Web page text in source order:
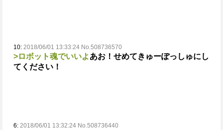
10: 2018/06/01 13:33:24 No.508736570
>ロボット魂でいいよ あお！せめてきゅーぽっしゅにし
てください！
6: 2018/06/01 13:32:24 No.508736440